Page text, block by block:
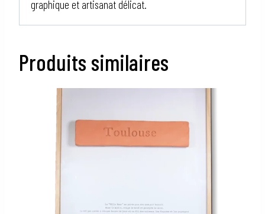
graphique et artisanat délicat.
Produits similaires